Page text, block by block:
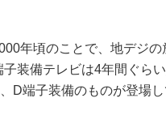
年頃のことで、地デジの
装備テレビは4年間ぐら
D端子装備のものが登場